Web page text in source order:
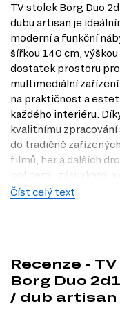
TV stolek Borg Duo
dubu artisan je
moderní a funkční
šířkou 140 cm,
dostatek prostoru
multimediální
na praktičnost a
každého interiéru.
kvalitnímu
do tradičně
filmů, her a dalších
policemi, zásuvkami
pořádku a organizace
Praktický úložný
zásuvkami a dvířky, což
vaše média a
Číst celý text
Recenze -
Borg Duo
/ dub artisan